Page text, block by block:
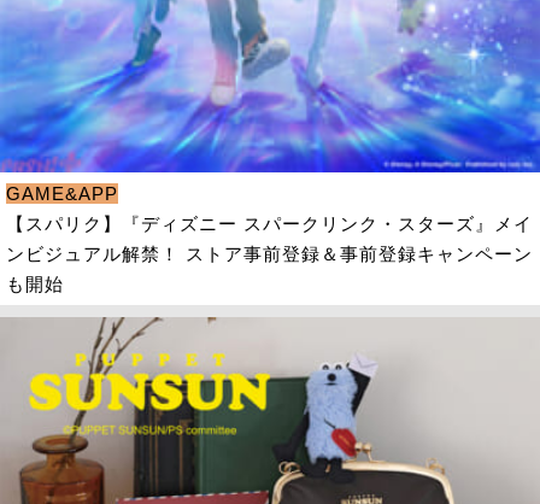
GAME&APP
【スパリク】『ディズニー スパークリンク・スターズ』メイ
ンビジュアル解禁！ ストア事前登録＆事前登録キャンペーン
も開始